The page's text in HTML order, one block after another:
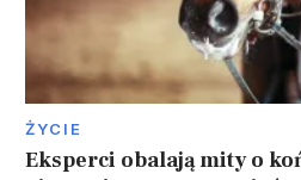
ŻYCIE
Eksperci obalają mity o